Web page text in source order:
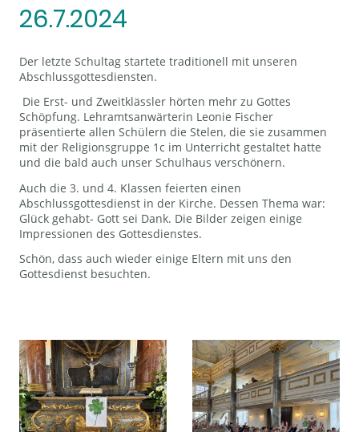
26.7.2024
Der letzte Schultag startete traditionell mit unseren
Abschlussgottesdiensten.
Die Erst- und Zweitklässler hörten mehr zu Gottes
Schöpfung. Lehramtsanwärterin Leonie Fischer
präsentierte allen Schülern die Stelen, die sie zusammen
mit der Religionsgruppe 1c im Unterricht gestaltet hatte
und die bald auch unser Schulhaus verschönern.
Auch die 3. und 4. Klassen feierten einen
Abschlussgottesdienst in der Kirche. Dessen Thema war:
Glück gehabt- Gott sei Dank. Die Bilder zeigen einige
Impressionen des Gottesdienstes.
Schön, dass auch wieder einige Eltern mit uns den
Gottesdienst besuchten.